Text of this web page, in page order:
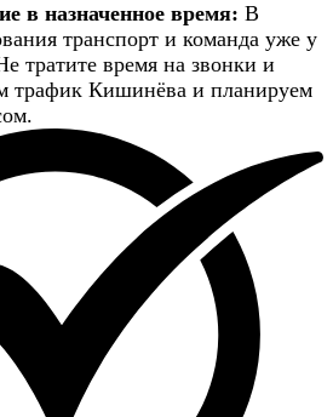
в назначенное время: В
транспорт и команда уже у
тратите время на звонки и
трафик Кишинёва и планируем